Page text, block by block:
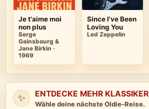
Je t'aime moi
non plus
Serge
Gainsbourg &
Jane Birkin ·
1969
Since I've Been
Loving You
Led Zeppelin
✨ ENTDECKE MEHR KLASSIKER
Wähle deine nächste Oldie-Reise.